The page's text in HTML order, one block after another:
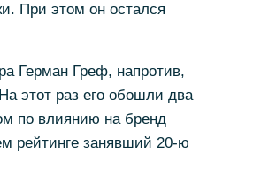
При этом он остался
Герман Греф, напротив,
этот раз его обошли два
по влиянию на бренд
рейтинге занявший 20-ю